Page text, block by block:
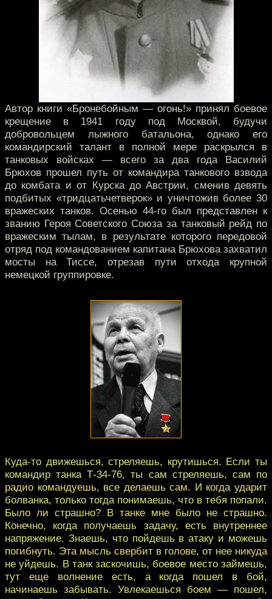
Автор книги «Бронебойным — огонь!» принял боевое
крещение в 1941 году под Москвой, будучи
добровольцем лыжного батальона, однако его
командирский талант в полной мере раскрылся в
танковых войсках — всего за два года Василий
Брюхов прошел путь от командира танкового взвода
до комбата и от Курска до Австрии, сменив девять
подбитых «тридцатьчетверок» и уничтожив более 30
вражеских танков. Осенью 44-го был представлен к
званию Героя Советского Союза за танковый рейд по
вражеским тылам, в результате которого передовой
отряд под командованием капитана Брюхова захватил
мосты на Тиссе, отрезав пути отхода крупной
немецкой группировке.
Куда-то движешься, стреляешь, крутишься. Если ты
командир танка Т-34-76, ты сам стреляешь, сам по
радио командуешь, все делаешь сам. И когда ударит
болванка, только тогда понимаешь, что в тебя попали.
Было ли страшно? В танке мне было не страшно.
Конечно, когда получаешь задачу, есть внутреннее
напряжение. Знаешь, что пойдешь в атаку и можешь
погибнуть. Эта мысль свербит в голове, от нее никуда
не уйдешь. В танк заскочишь, боевое место займешь,
тут еще волнение есть, а когда пошел в бой,
начинаешь забывать. Увлекаешься боем — пошел,